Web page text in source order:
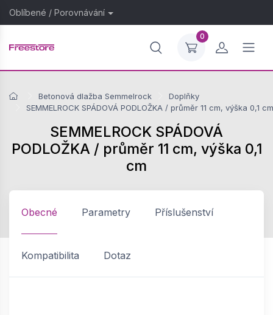
Oblíbené / Porovnávání
0
Betonová dlažba Semmelrock
Doplňky
SEMMELROCK SPÁDOVÁ PODLOŽKA / průměr 11 cm, výška 0,1 cm
SEMMELROCK SPÁDOVÁ
PODLOŽKA / průměr 11 cm, výška 0,1
cm
Obecné Parametry Příslušenství
Kompatibilita Dotaz